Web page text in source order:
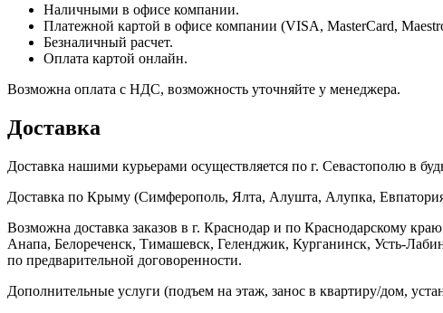
Наличными в офисе компании.
Платежной картой в офисе компании (VISA, MasterCard,
Безналичный расчет.
Оплата картой онлайн.
Возможна оплата с НДС, возможность уточняйте у менеджера.
Доставка
Доставка нашими курьерами осуществляется по г. Севастополю в
Доставка по Крыму (Симферополь, Ялта, Алушта, Алупка, Евпатория,
Возможна доставка заказов в г. Краснодар и по Краснодарскому
Анапа, Белореченск, Тимашевск, Геленджик, Курганинск, Усть-
по предварительной договоренности.
Дополнительные услуги (подъем на этаж, занос в квартиру/дом,